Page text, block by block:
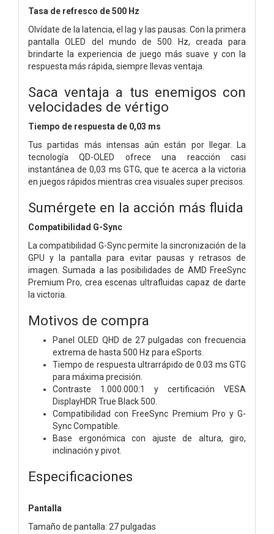
Tasa de refresco de 500 Hz
Olvídate de la latencia, el lag y las pausas. Con la primera
pantalla OLED del mundo de 500 Hz, creada para
brindarte la experiencia de juego más suave y con la
respuesta más rápida, siempre llevas ventaja.
Saca ventaja a tus enemigos con
velocidades de vértigo
Tiempo de respuesta de 0,03 ms
Tus partidas más intensas aún están por llegar. La
tecnología QD-OLED ofrece una reacción casi
instantánea de 0,03 ms GTG, que te acerca a la victoria
en juegos rápidos mientras crea visuales super precisos.
Sumérgete en la acción más fluida
Compatibilidad G-Sync
La compatibilidad G-Sync permite la sincronización de la
GPU y la pantalla para evitar pausas y retrasos de
imagen. Sumada a las posibilidades de AMD FreeSync
Premium Pro, crea escenas ultrafluidas capaz de darte
la victoria.
Motivos de compra
Panel OLED QHD de 27 pulgadas con frecuencia
extrema de hasta 500 Hz para eSports.
Tiempo de respuesta ultrarrápido de 0.03 ms GTG
para máxima precisión.
Contraste 1.000.000:1 y certificación VESA
DisplayHDR True Black 500.
Compatibilidad con FreeSync Premium Pro y G-
Sync Compatible.
Base ergonómica con ajuste de altura, giro,
inclinación y pivot.
Especificaciones
Pantalla
Tamaño de pantalla: 27 pulgadas